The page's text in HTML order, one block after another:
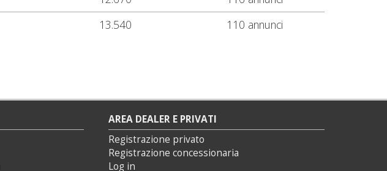
13.540 110 annunci
AREA DEALER E PRIVATI
Registrazione privato
Registrazione concessionaria
Log in